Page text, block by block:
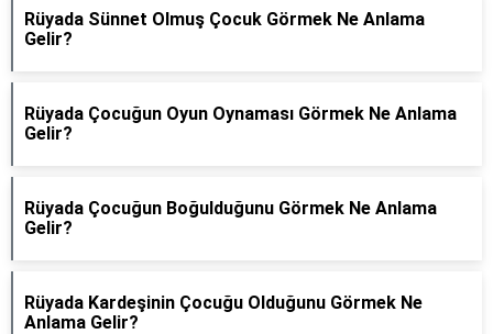
Rüyada Sünnet Olmuş Çocuk Görmek Ne Anlama
Gelir?
Rüyada Çocuğun Oyun Oynaması Görmek Ne Anlama
Gelir?
Rüyada Çocuğun Boğulduğunu Görmek Ne Anlama
Gelir?
Rüyada Kardeşinin Çocuğu Olduğunu Görmek Ne
Anlama Gelir?